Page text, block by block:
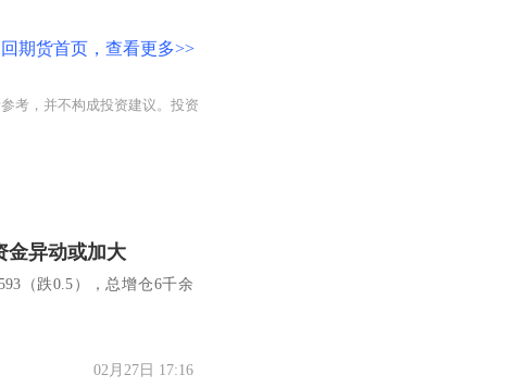
期货首页，查看更多>>
考，并不构成投资建议。投资
金异动或加大
（跌0.5），总增仓6千余
02月27日 17:16